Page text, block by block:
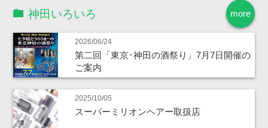
more
神田いろいろ
2026/06/24
第二回「東京･神田の酒祭り」7月7日開催の
ご案内
2025/10/05
スーパーミリオンヘアー取扱店